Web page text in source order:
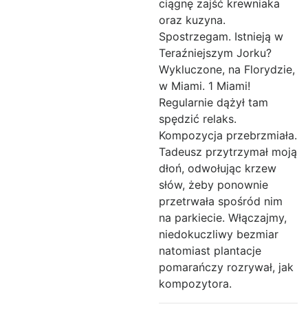
ciągnę zajść krewniaka
oraz kuzyna.
Spostrzegam. Istnieją w
Teraźniejszym Jorku?
Wykluczone, na Florydzie,
w Miami. 1 Miami!
Regularnie dążył tam
spędzić relaks.
Kompozycja przebrzmiała.
Tadeusz przytrzymał moją
dłoń, odwołując krzew
słów, żeby ponownie
przetrwała spośród nim
na parkiecie. Włączajmy,
niedokuczliwy bezmiar
natomiast plantacje
pomarańczy rozrywał, jak
kompozytora.